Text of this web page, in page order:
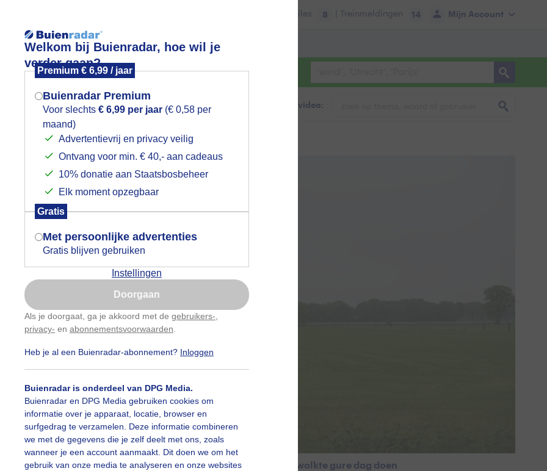
Welkom bij Buienradar, hoe wil je
verder gaan?
Premium € 6,99 / jaar
Buienradar Premium
Voor slechts € 6,99 per jaar (€ 0,58 per
maand)
Advertentievrij en privacy veilig
Ontvang voor min. € 40,- aan cadeaus
10% donatie aan Staatsbosbeheer
Elk moment opzegbaar
Gratis
Met persoonlijke advertenties
Gratis blijven gebruiken
Instellingen
Doorgaan
Als je doorgaat, ga je akkoord met de gebruikers-
privacy- en abonnementsvoorwaarden
Heb je al een Buienradar-abonnement? Inloggen
Buienradar is onderdeel van DPG Media.
Buienradar en DPG Media gebruiken cookies om
informatie over je apparaat, locatie, browser en
surfgedrag te verzamelen. Deze informatie combineren
we met de gegevens die je zelf deelt met ons, zoals
wanneer je een account aanmaakt. Dit doen we om het
gebruik van onze media te analyseren en onze websites
Mijn Account
Files 8 | Treinmeldingen 14
Lees meer.
Foto en video Weerzine
Zoeken in foto & video:
laat de zon het afweten en moeten we het met een grijsbewolkte gure dag doen
Mogen we je locatie gebruiken voor
het weer?
Indien je hier nog geen akkoord op hebt
gegeven, verschijnt er zo een pop-up uit
je browser waarin deze toestemming
gevraagd wordt.
Is goed, toon de popup
Nu niet, misschien later
Gebruik je Safari en wil je niet elke dag deze pop-up
Klikhierom dit aan te passen